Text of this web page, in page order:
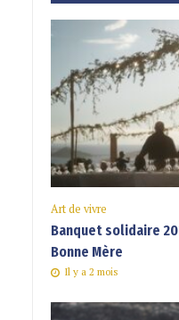
Art de vivre
Banquet solidaire
Bonne Mère
Il y a 2 mois